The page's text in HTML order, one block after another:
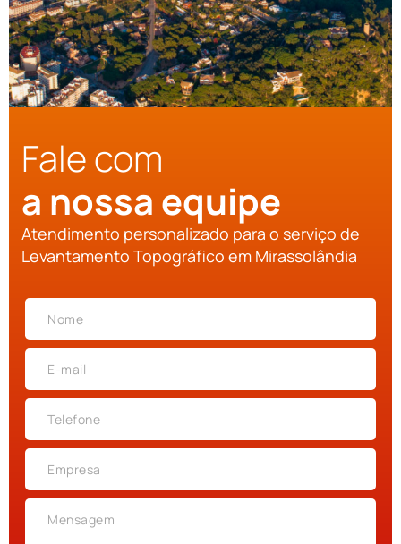
Fale com
a nossa equipe
Atendimento personalizado para o serviço de
Levantamento Topográfico em Mirassolândia